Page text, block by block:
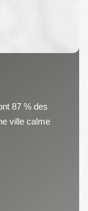
87 % des
ville calme